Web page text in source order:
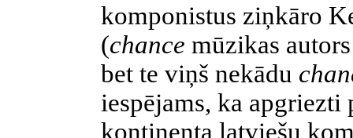
komponistus ziņkāro
(chance mūzikas
bet te viņš nekādu
iespējams, ka
kontinenta latviešu